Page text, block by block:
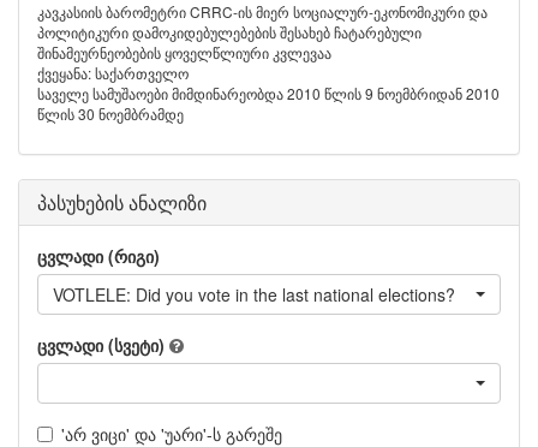
კავკასიის ბარომეტრი CRRC-ის მიერ სოციალურ-ეკონომიკური და
პოლიტიკური დამოკიდებულებების შესახებ ჩატარებული
შინამეურნეობების ყოველწლიური კვლევაა
ქვეყანა: საქართველო
საველე სამუშაოები მიმდინარეობდა 2010 წლის 9 ნოემბრიდან 2010
წლის 30 ნოემბრამდე
პასუხების ანალიზი
ცვლადი (რიგი)
VOTLELE: Did you vote in the last national elections?
ცვლადი (სვეტი)
'არ ვიცი' და 'უარი'-ს გარეშე